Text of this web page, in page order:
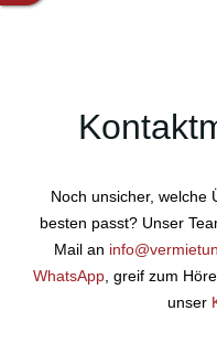
Noch unsicher, welche
besten passt? Unser
Mail an
WhatsApp, greif zum
unser